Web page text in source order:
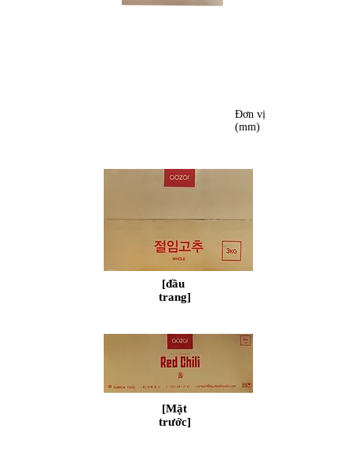
Đơn vị
(mm)
​ [đầu
trang]
​ [Mặt
trước]